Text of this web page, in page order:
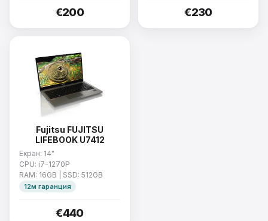
€200 €230
Fujitsu FUJITSU
LIFEBOOK U7412
Екран: 14"
CPU: i7-1270P
RAM: 16GB | SSD: 512GB
12м гаранция
€440